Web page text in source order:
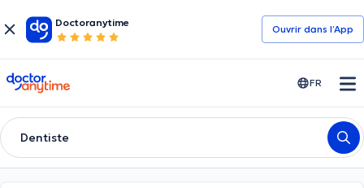
Doctoranytime
Ouvrir dans l’App
doctoranytime FR
Dentiste